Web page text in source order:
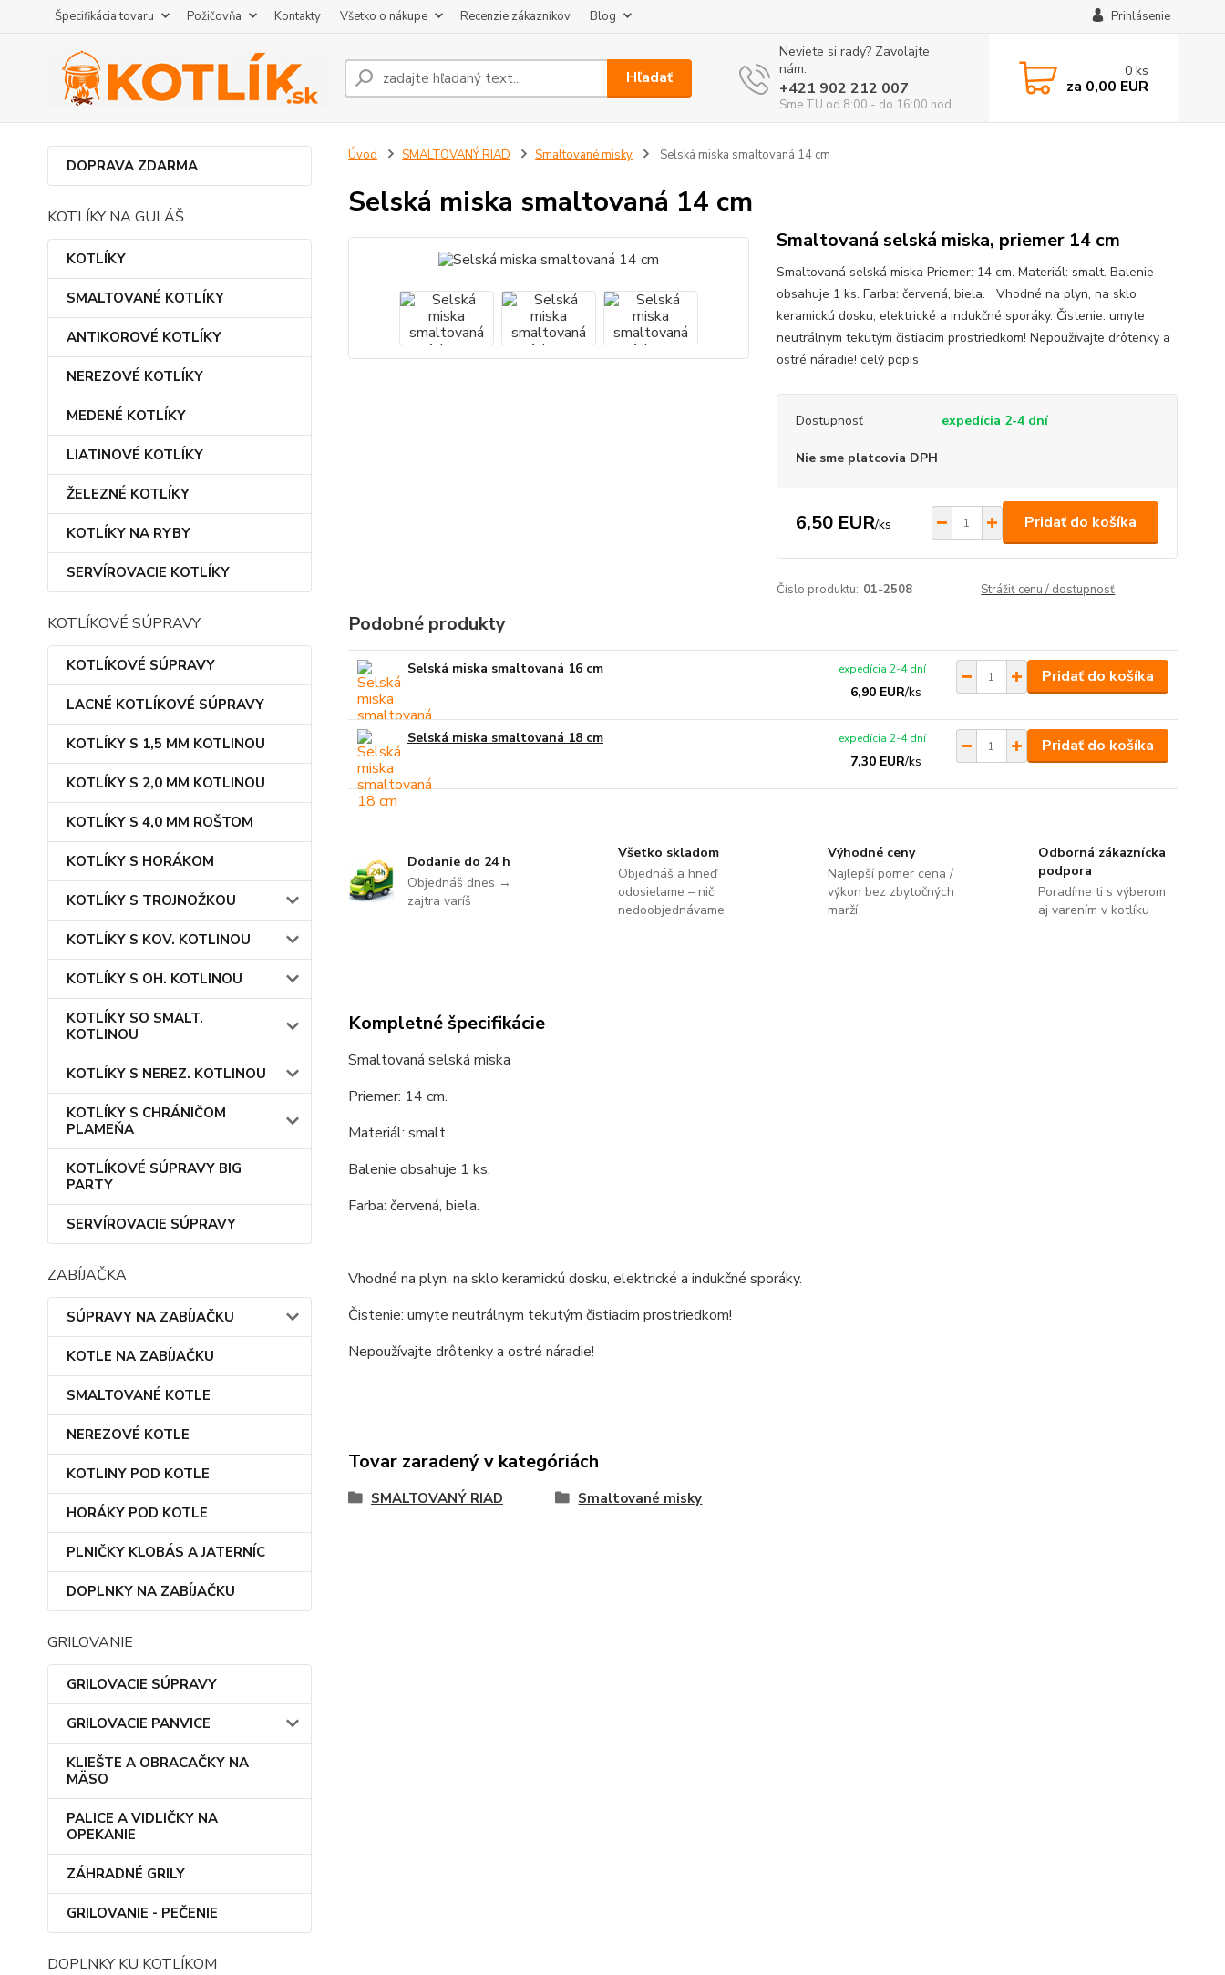
Špecifikácia tovaru Požičovňa Kontakty Všetko o nákupe Recenzie zákazníkov Blog Prihlásenie
Hľadať
Neviete si rady? Zavolajte
nám.
+421 902 212 007
Sme TU od 8:00 - do 16:00 hod
0 ks
za 0,00 EUR
DOPRAVA ZDARMA
KOTLÍKY NA GULÁŠ
KOTLÍKY
SMALTOVANÉ KOTLÍKY
ANTIKOROVÉ KOTLÍKY
NEREZOVÉ KOTLÍKY
MEDENÉ KOTLÍKY
LIATINOVÉ KOTLÍKY
ŽELEZNÉ KOTLÍKY
KOTLÍKY NA RYBY
SERVÍROVACIE KOTLÍKY
KOTLÍKOVÉ SÚPRAVY
KOTLÍKOVÉ SÚPRAVY
LACNÉ KOTLÍKOVÉ SÚPRAVY
KOTLÍKY S 1,5 MM KOTLINOU
KOTLÍKY S 2,0 MM KOTLINOU
KOTLÍKY S 4,0 MM ROŠTOM
KOTLÍKY S HORÁKOM
KOTLÍKY S TROJNOŽKOU
KOTLÍKY S KOV. KOTLINOU
KOTLÍKY S OH. KOTLINOU
KOTLÍKY SO SMALT.
KOTLINOU
KOTLÍKY S NEREZ. KOTLINOU
KOTLÍKY S CHRÁNIČOM
PLAMEŇA
KOTLÍKOVÉ SÚPRAVY BIG
PARTY
SERVÍROVACIE SÚPRAVY
ZABÍJAČKA
SÚPRAVY NA ZABÍJAČKU
KOTLE NA ZABÍJAČKU
SMALTOVANÉ KOTLE
NEREZOVÉ KOTLE
KOTLINY POD KOTLE
HORÁKY POD KOTLE
PLNIČKY KLOBÁS A JATERNÍC
DOPLNKY NA ZABÍJAČKU
GRILOVANIE
GRILOVACIE SÚPRAVY
GRILOVACIE PANVICE
KLIEŠTE A OBRACAČKY NA
MÄSO
PALICE A VIDLIČKY NA
OPEKANIE
ZÁHRADNÉ GRILY
GRILOVANIE - PEČENIE
DOPLNKY KU KOTLÍKOM
Úvod SMALTOVANÝ RIAD Smaltované misky Selská miska smaltovaná 14 cm
Selská miska smaltovaná 14 cm
Smaltovaná selská miska, priemer 14 cm
Smaltovaná selská miska Priemer: 14 cm. Materiál: smalt. Balenie
obsahuje 1 ks. Farba: červená, biela. Vhodné na plyn, na sklo
keramickú dosku, elektrické a indukčné sporáky. Čistenie: umyte
neutrálnym tekutým čistiacim prostriedkom! Nepoužívajte drôtenky a
ostré náradie! celý popis
Dostupnosť expedícia 2-4 dní
Nie sme platcovia DPH
6,50 EUR/ks Pridať do košíka
Číslo produktu: 01-2508 Strážiť cenu / dostupnosť
Podobné produkty
Selská miska smaltovaná 16 cm
6,90 EUR/ks
expedícia 2-4 dní Pridať do košíka
Selská miska smaltovaná 18 cm
7,30 EUR/ks
expedícia 2-4 dní Pridať do košíka
Dodanie do 24 h
Objednáš dnes →
zajtra varíš
Všetko skladom
Objednáš a hneď
odosielame – nič
nedoobjednávame
Výhodné ceny
Najlepší pomer cena /
výkon bez zbytočných
marží
Odborná zákaznícka
podpora
Poradíme ti s výberom
aj varením v kotlíku
Kompletné špecifikácie
Smaltovaná selská miska
Priemer: 14 cm.
Materiál: smalt.
Balenie obsahuje 1 ks.
Farba: červená, biela.
Vhodné na plyn, na sklo keramickú dosku, elektrické a indukčné sporáky.
Čistenie: umyte neutrálnym tekutým čistiacim prostriedkom!
Nepoužívajte drôtenky a ostré náradie!
Tovar zaradený v kategóriách
SMALTOVANÝ RIAD Smaltované misky